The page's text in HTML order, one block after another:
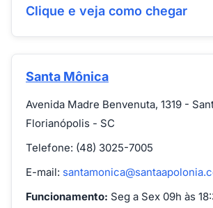
Clique e veja como chegar
Santa Mônica
Avenida Madre Benvenuta, 1319 -
Florianópolis - SC
Telefone: (48) 3025-7005
E-mail:
Funcionamento: Seg a Sex 09h às